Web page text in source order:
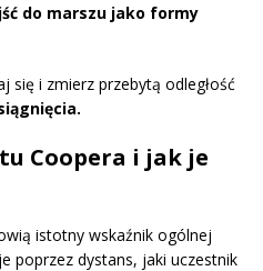
do marszu jako formy
się i zmierz przebytą odległość
Coopera i jak je
istotny wskaźnik ogólnej
poprzez dystans, jaki uczestnik